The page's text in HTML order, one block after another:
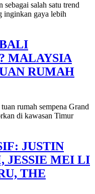
salah satu trend
inginkan gaya lebih
MALAYSIA
RUMAH
rumah sempena Grand
di kawasan Timur
JUSTIN
JESSIE MEI LI
THE